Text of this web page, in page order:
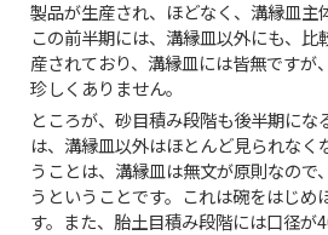
製品が生産され、ほどなく、溝縁皿主
この前半期には、溝縁皿以外にも、比
産されており、溝縁皿には皆無ですが
珍しくありません。
ところが、砂目積み段階も後半期にな
は、溝縁皿以外はほとんど見られなく
うことは、溝縁皿は無文が原則なので
うということです。これは碗をはじめ
す。また、胎土目積み段階には口径が